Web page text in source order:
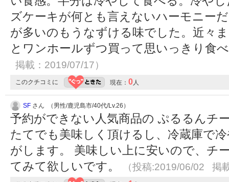
ズケーキが何とも言えないハーモニー
が多いのもうなずける味でした。近々
とワンホールずつ買って思いっきり食
掲載：2019/07/17）
このクチコミに 現在： 0人
SF さん （男性/鹿児島市/40代/Lv.26）
予約ができない人気商品の ぷるるんチ
たてでも美味しく頂けるし、冷蔵庫で
がします。 美味しい上に安いので、チ
てみて欲しいです。
（投稿:2019/06/02 掲